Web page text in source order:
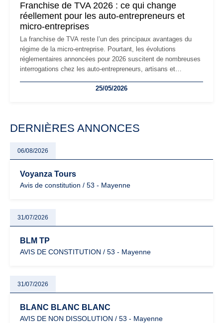
Franchise de TVA 2026 : ce qui change
réellement pour les auto-entrepreneurs et
micro-entreprises
La franchise de TVA reste l’un des principaux avantages du
régime de la micro-entreprise. Pourtant, les évolutions
réglementaires annoncées pour 2026 suscitent de nombreuses
interrogations chez les auto-entrepreneurs, artisans et
facturation ou risque de bascule vers la TVA : les règles
25/05/2026
DERNIÈRES ANNONCES
06/08/2026
Voyanza Tours
Avis de constitution / 53 - Mayenne
31/07/2026
BLM TP
AVIS DE CONSTITUTION / 53 - Mayenne
31/07/2026
BLANC BLANC BLANC
AVIS DE NON DISSOLUTION / 53 - Mayenne